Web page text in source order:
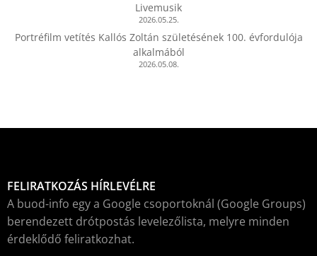
Livemusik
2026.05.25.
Portréfilm vetítés Kallós Zoltán születésének 100. évfordulója
alkalmából
2026.05.08.
FELIRATKOZÁS HÍRLEVÉLRE
A buod-info egy a Google csoportoknál (Google Groups)
berendezett drótpostás levelezőlista, melyre minden
érdeklődő feliratkozhat.